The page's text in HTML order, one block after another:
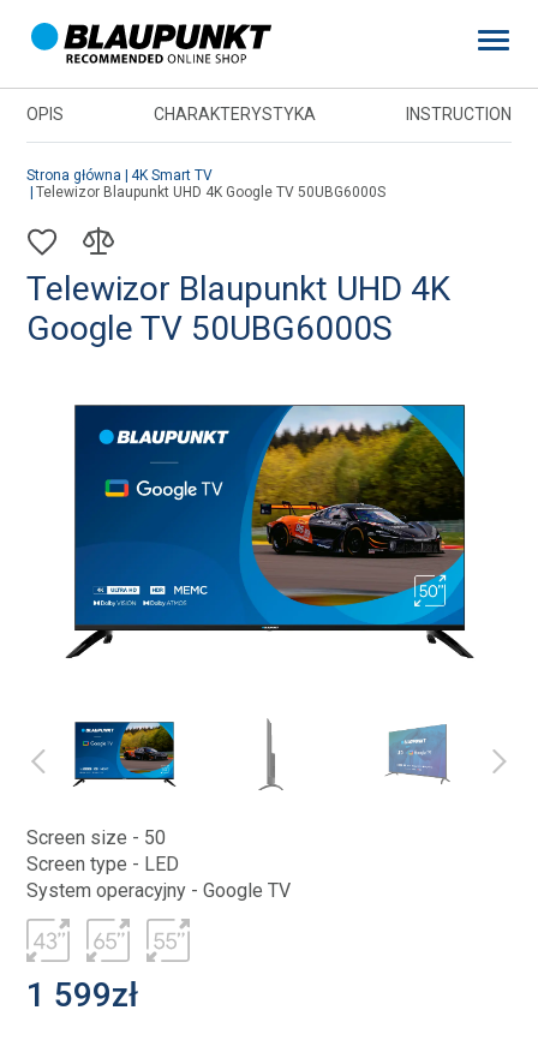
Strona główna
4K Smart TV
Telewizor Blaupunkt UHD 4K Google TV 50UBG6000S
OPIS CHARAKTERYSTYKA INSTRUCTION
Strona główna
4K Smart TV
Telewizor Blaupunkt UHD 4K Google TV 50UBG6000S
Strona główna
Strona główna
Telewizor Blaupunkt UHD 4K
Google TV 50UBG6000S
Screen size - 50
Screen type - LED
System operacyjny - Google TV
1 599zł